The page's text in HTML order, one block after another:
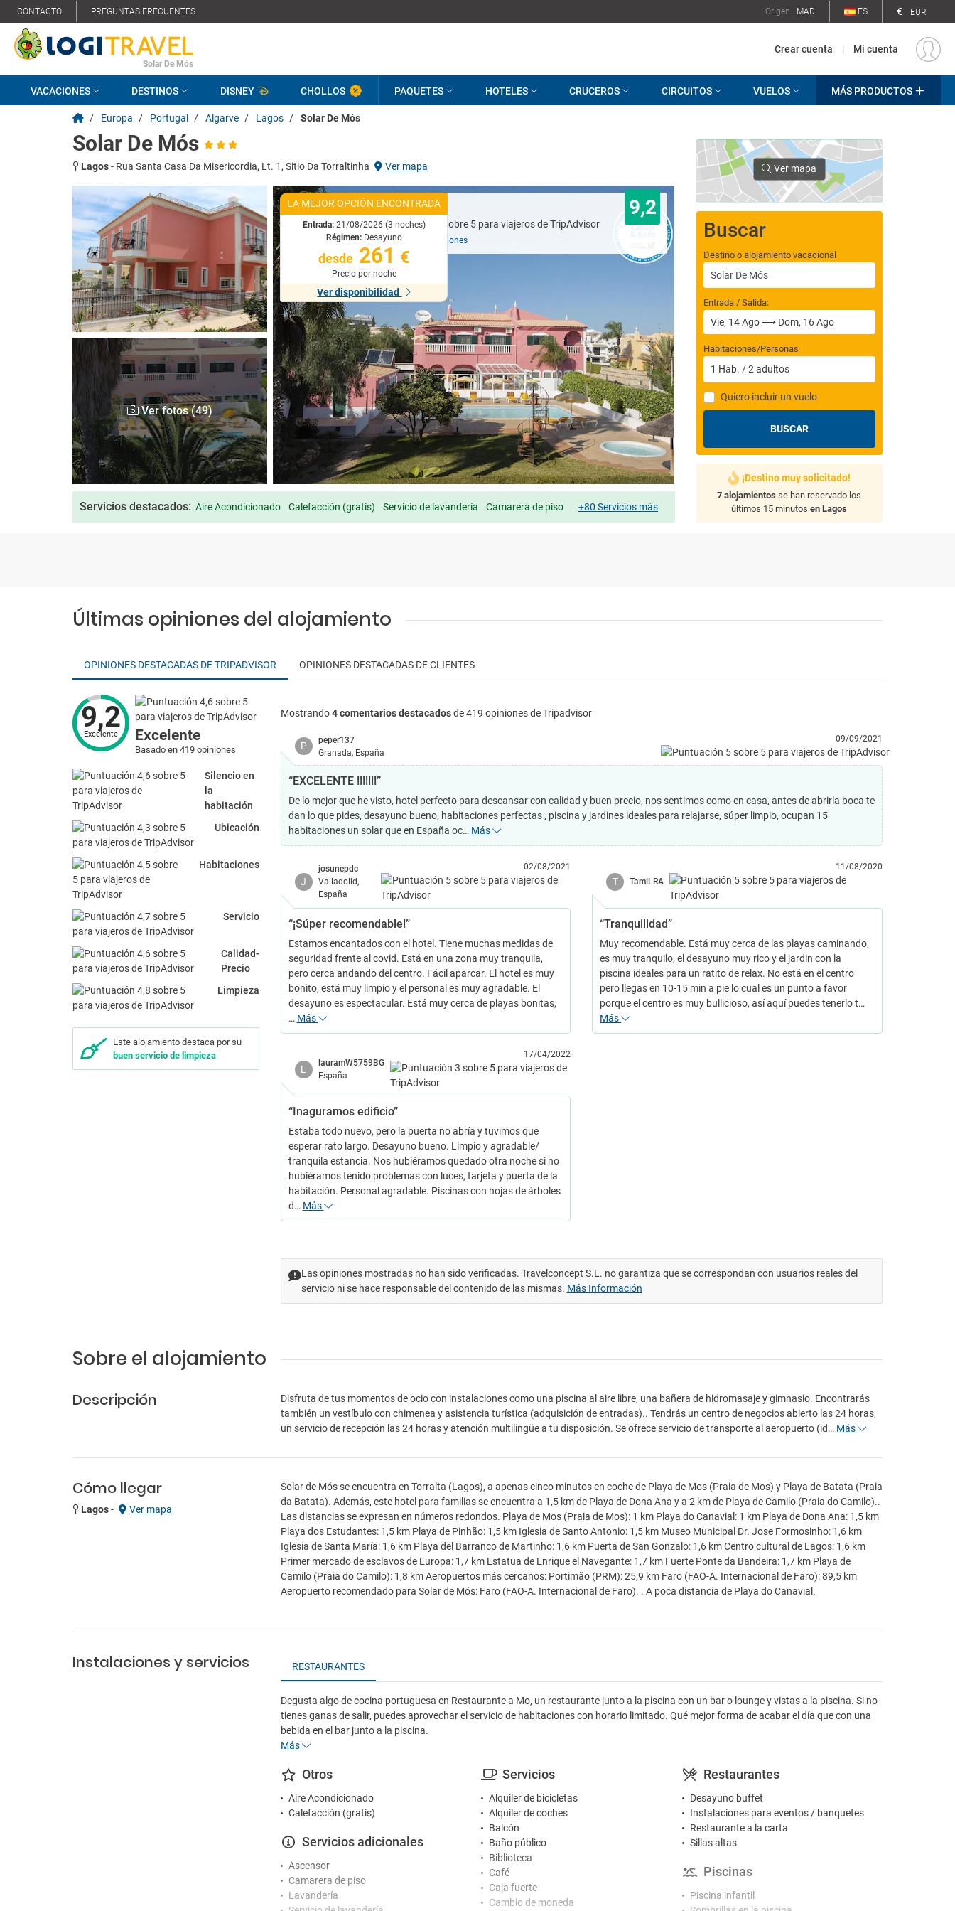
CONTACTO PREGUNTAS FRECUENTES Origen MAD ES € EUR
Solar De Mós
Crear cuenta | Mi cuenta
VACACIONES DESTINOS DISNEY CHOLLOS PAQUETES HOTELES CRUCEROS CIRCUITOS VUELOS MÁS PRODUCTOS
/ Europa / Portugal / Algarve / Lagos / Solar De Mós
Solar De Mós
Lagos- Rua Santa Casa Da Misericordia, Lt. 1, Sitio Da Torraltinha Ver mapa
Ver fotos (49)
Excelente 9,2
Basado en 419 opiniones
LA MEJOR OPCIÓN ENCONTRADA
Entrada: 21/08/2026 (3 noches)
Régimen: Desayuno
desde 261 €
Precio por noche
Ver disponibilidad
Servicios destacados: Aire Acondicionado Calefacción (gratis) Servicio de lavandería Camarera de piso +80 Servicios más
Ver mapa
Buscar
Destino o alojamiento vacacional
Entrada / Salida:
Habitaciones/Personas
1 Hab. /2 adultos
Quiero incluir un vuelo
BUSCAR
¡Destino muy solicitado!
7 alojamientos se han reservado los
últimos 15 minutosen Lagos
Últimas opiniones del alojamiento
OPINIONES DESTACADAS DE TRIPADVISOR OPINIONES DESTACADAS DE CLIENTES
9,2
Excelente Excelente
Basado en 419 opiniones
Silencio en
la
habitación
Ubicación
Habitaciones
Servicio
Calidad-
Precio
Limpieza
Este alojamiento destaca por su
buen servicio de limpieza
Mostrando4 comentarios destacadosde 419 opiniones de Tripadvisor
P
peper137
Granada, España
09/09/2021
“EXCELENTE !!!!!!!”
De lo mejor que he visto, hotel perfecto para descansar con calidad y buen precio, nos sentimos como en casa, antes de abrirla boca te
dan lo que pides, desayuno bueno, habitaciones perfectas , piscina y jardines ideales para relajarse, súper limpio, ocupan 15
habitaciones un solar que en España oc… Más
J
josunepdc
Valladolid,
España
02/08/2021
“¡Súper recomendable!”
Estamos encantados con el hotel. Tiene muchas medidas de
seguridad frente al covid. Está en una zona muy tranquila,
pero cerca andando del centro. Fácil aparcar. El hotel es muy
bonito, está muy limpio y el personal es muy agradable. El
desayuno es espectacular. Está muy cerca de playas bonitas,
… Más
T TamiLRA
11/08/2020
“Tranquilidad”
Muy recomendable. Está muy cerca de las playas caminando,
es muy tranquilo, el desayuno muy rico y el jardin con la
piscina ideales para un ratito de relax. No está en el centro
pero llegas en 10-15 min a pie lo cual es un punto a favor
porque el centro es muy bullicioso, así aquí puedes tenerlo t…
Más
L
lauramW5759BG
España
17/04/2022
“Inaguramos edificio”
Estaba todo nuevo, pero la puerta no abría y tuvimos que
esperar rato largo. Desayuno bueno. Limpio y agradable/
tranquila estancia. Nos hubiéramos quedado otra noche si no
hubiéramos tenido problemas con luces, tarjeta y puerta de la
habitación. Personal agradable. Piscinas con hojas de árboles
d… Más
Las opiniones mostradas no han sido verificadas. Travelconcept S.L. no garantiza que se correspondan con usuarios reales del
servicio ni se hace responsable del contenido de las mismas. Más Información
Sobre el alojamiento
Descripción
Disfruta de tus momentos de ocio con instalaciones como una piscina al aire libre, una bañera de hidromasaje y gimnasio. Encontrarás
también un vestíbulo con chimenea y asistencia turística (adquisición de entradas).. Tendrás un centro de negocios abierto las 24 horas,
un servicio de recepción las 24 horas y atención multilingüe a tu disposición. Se ofrece servicio de transporte al aeropuerto (id… Más
Cómo llegar
Lagos- Ver mapa
Solar de Mós se encuentra en Torralta (Lagos), a apenas cinco minutos en coche de Playa de Mos (Praia de Mos) y Playa de Batata (Praia
da Batata). Además, este hotel para familias se encuentra a 1,5 km de Playa de Dona Ana y a 2 km de Playa de Camilo (Praia do Camilo)..
Las distancias se expresan en números redondos. Playa de Mos (Praia de Mos): 1 km Playa do Canavial: 1 km Playa de Dona Ana: 1,5 km
Playa dos Estudantes: 1,5 km Playa de Pinhão: 1,5 km Iglesia de Santo Antonio: 1,5 km Museo Municipal Dr. Jose Formosinho: 1,6 km
Iglesia de Santa María: 1,6 km Playa del Barranco de Martinho: 1,6 km Puerta de San Gonzalo: 1,6 km Centro cultural de Lagos: 1,6 km
Primer mercado de esclavos de Europa: 1,7 km Estatua de Enrique el Navegante: 1,7 km Fuerte Ponte da Bandeira: 1,7 km Playa de
Camilo (Praia do Camilo): 1,8 km Aeropuertos más cercanos: Portimão (PRM): 25,9 km Faro (FAO-A. Internacional de Faro): 89,5 km
Aeropuerto recomendado para Solar de Mós: Faro (FAO-A. Internacional de Faro). . A poca distancia de Playa do Canavial.
Instalaciones y servicios RESTAURANTES
Degusta algo de cocina portuguesa en Restaurante a Mo, un restaurante junto a la piscina con un bar o lounge y vistas a la piscina. Si no
tienes ganas de salir, puedes aprovechar el servicio de habitaciones con horario limitado. Qué mejor forma de acabar el día que con una
bebida en el bar junto a la piscina.
Más
Otros
Aire Acondicionado
Calefacción (gratis)
Servicios adicionales
Ascensor
Camarera de piso
Lavandería
Servicios
Alquiler de bicicletas
Alquiler de coches
Balcón
Baño público
Biblioteca
Café
Caja fuerte
Cambio de moneda
Restaurantes
Desayuno buffet
Instalaciones para eventos / banquetes
Restaurante a la carta
Sillas altas
Piscinas
Piscina infantil